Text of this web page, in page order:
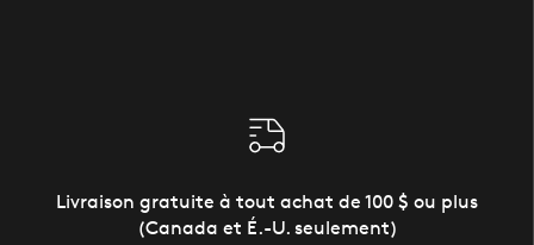
Livraison gratuite à tout achat de 100 $ ou plus
(Canada et É.-U. seulement)